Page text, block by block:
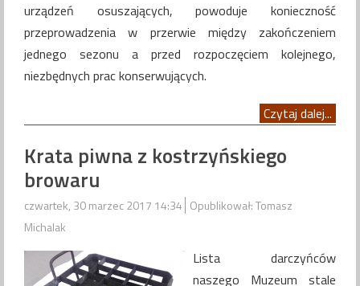
urządzeń osuszających, powoduje konieczność
przeprowadzenia w przerwie między zakończeniem
jednego sezonu a przed rozpoczęciem kolejnego,
niezbędnych prac konserwujących.
Czytaj dalej...
Krata piwna z kostrzyńskiego
browaru
czwartek, 30 marzec 2017 14:34 Opublikował: Tomasz
Michalak
Lista darczyńców
naszego Muzeum stale